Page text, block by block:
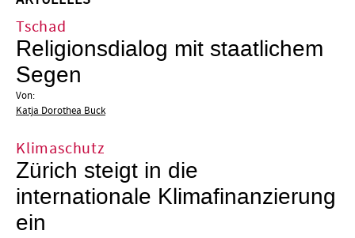
Tschad
Religionsdialog mit staatlichem
Segen
Von:
Katja Dorothea Buck
Klimaschutz
Zürich steigt in die
internationale Klimafinanzierung
ein